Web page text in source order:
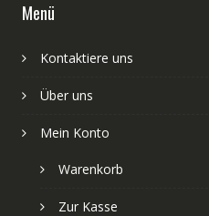
Menü
Kontaktiere uns
Über uns
Mein Konto
Warenkorb
Zur Kasse